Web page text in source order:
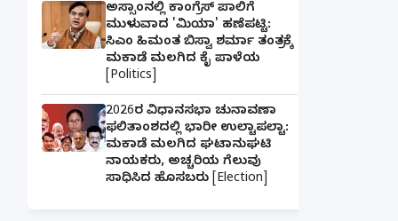
ಅಸ್ಸಾಂನಲ್ಲಿ ಕಾಂಗ್ರೆಸ್ ಪಾಲಿಗೆ
ಮುಳುವಾದ 'ಮಿಯಾ' ಹಣೆಪಟ್ಟಿ:
ಸಿಎಂ ಹಿಮಂತ ಬಿಸ್ವಾ ಶರ್ಮಾ ತಂತ್ರಕ್ಕೆ
ಮಕಾಡೆ ಮಲಗಿದ ಕೈ ಪಾಳೆಯ
[Politics]
2026ರ ವಿಧಾನಸಭಾ ಚುನಾವಣಾ
ಫಲಿತಾಂಶದಲ್ಲಿ ಭಾರೀ ಉಲ್ಟಾಪಲ್ಟಾ:
ಮಕಾಡೆ ಮಲಗಿದ ಘಟಾನುಘಟಿ
ನಾಯಕರು, ಅಚ್ಚರಿಯ ಗೆಲುವು
ಸಾಧಿಸಿದ ಹೊಸಬರು [Election]